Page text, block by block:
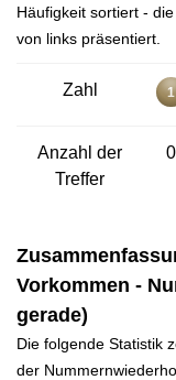
Häufigkeit sortiert -
von links präsentiert.
Zahl 1
Anzahl der
Treffer
0
Vorkommen -
gerade)
Die folgende Statistik
der